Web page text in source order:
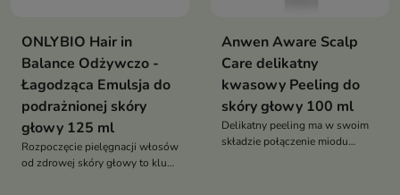
ONLYBIO Hair in
Balance Odżywczo -
Łagodząca Emulsja do
podrażnionej skóry
głowy 125 ml
Rozpoczęcie pielęgnacji włosów
od zdrowej skóry głowy to klucz
Anwen Aware Scalp
Care delikatny
kwasowy Peeling do
skóry głowy 100 ml
Delikatny peeling ma w swoim
składzie połączenie miodu